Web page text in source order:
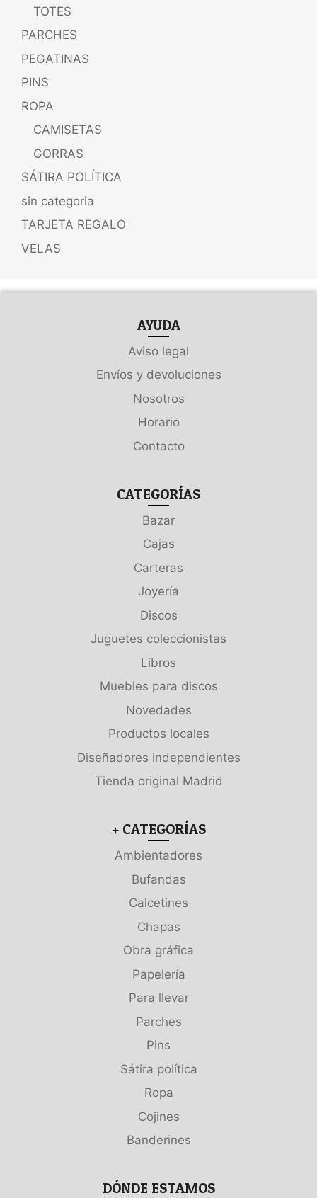
TOTES
PARCHES
PEGATINAS
PINS
ROPA
CAMISETAS
GORRAS
SÁTIRA POLÍTICA
sin categoria
TARJETA REGALO
VELAS
AYUDA
Aviso legal
Envíos y devoluciones
Nosotros
Horario
Contacto
CATEGORÍAS
Bazar
Cajas
Carteras
Joyería
Discos
Juguetes coleccionistas
Libros
Muebles para discos
Novedades
Productos locales
Diseñadores independientes
Tienda original Madrid
+ CATEGORÍAS
Ambientadores
Bufandas
Calcetines
Chapas
Obra gráfica
Papelería
Para llevar
Parches
Pins
Sátira política
Ropa
Cojines
Banderines
DÓNDE ESTAMOS